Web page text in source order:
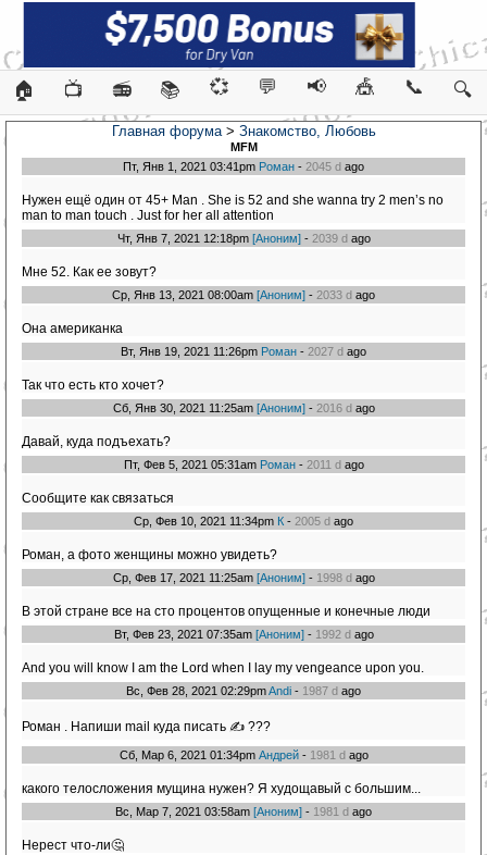
🏠 📺 📻 📚 💞 💬 📢 🎪 📞 🔍
Главная форума> Знакомство, Любовь
MFM
Пт, Янв 1, 2021 03:41pm Роман - 2045 d ago
Нужен ещё один от 45+ Man . She is 52 and she wanna try 2 men’s no
man to man touch . Just for her all attention
Чт, Янв 7, 2021 12:18pm [Аноним]- 2039 dago
Мне 52. Как ее зовут?
Ср, Янв 13, 2021 08:00am [Аноним] - 2033 d ago
Она американка
Вт, Янв 19, 2021 11:26pm Роман - 2027 d ago
Так что есть кто хочет?
Сб, Янв 30, 2021 11:25am [Аноним]- 2016 dago
Давай, куда подъехать?
Пт, Фев 5, 2021 05:31am Роман- 2011 dago
Сообщите как связаться
Ср, Фев 10, 2021 11:34pm К - 2005 d ago
Роман, а фото женщины можно увидеть?
Ср, Фев 17, 2021 11:25am [Аноним]- 1998 dago
В этой стране все на сто процентов опущенные и конечные люди
Вт, Фев 23, 2021 07:35am [Аноним]- 1992 dago
And you will know I am the Lord when I lay my vengeance upon you.
Вс, Фев 28, 2021 02:29pmAndi - 1987 d ago
Роман . Напиши mail куда писать ✍ ???
Сб, Мар 6, 2021 01:34pm Андрей- 1981 dago
какого телосложения мущина нужен? Я худощавый с большим...
Вс, Мар 7, 2021 03:58am [Аноним] - 1981 d ago
Нерест что-ли🤔